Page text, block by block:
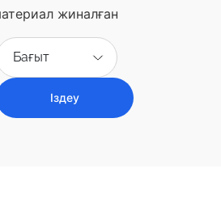
жиналған
Бағыт
Іздеу